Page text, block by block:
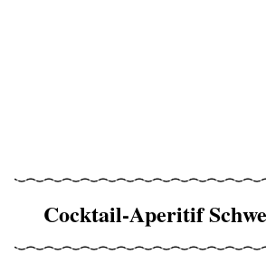
Cocktail-Aperitif